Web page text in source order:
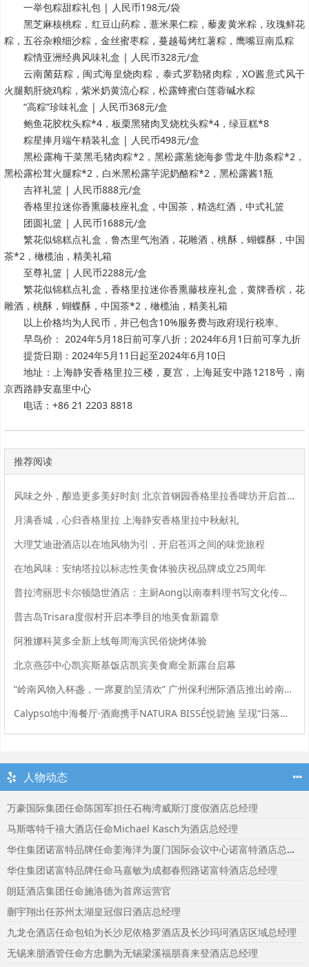
一举包粽甜粽礼包 | 人民币198元/袋
黑芝麻核桃粽，红豆山药粽，薏米果仁粽，藜麦黄米粽，玫瑰鲜花
粽，五谷杂粮细沙粽，金丝蜜枣粽，蔓越莓烤红薯粽，鹰嘴豆南瓜粽
粽情亚洲经典风味礼盒 | 人民币328元/盒
云南菌菇粽，闽式海皇烧肉粽，泰式罗勒猪肉粽，XO酱意式风干
火腿鹅肝烧鸡粽，紫米奶黄流心粽，松露蜂蜜白莲蓉碱水粽
“高粽”珍味礼盒 | 人民币368元/盒
鲍鱼花胶枕头粽*4，板栗黑猪肉叉烧枕头粽*4，绿豆糕*8
粽星捧月端午精装礼盒 | 人民币498元/盒
黑松露梅干菜黑毛猪肉粽*2，黑松露葱烧海参雪龙牛肋条粽*2，
黑松露松茸火腿粽*2，白米黑松露芋泥奶酪粽*2，黑松露酱1瓶
吉祥礼篮 | 人民币888元/盒
香格里拉迷你香熏藤枝座礼盒，中国茶，精选红酒，中式礼篮
团圆礼篮 | 人民币1688元/盒
繁花似锦糕点礼盒，鲁杰里气泡酒，花雕酒，桃酥，蝴蝶酥，中国
茶*2，橄榄油，精美礼箱
至尊礼篮 | 人民币2288元/盒
繁花似锦糕点礼盒，香格里拉迷你香熏藤枝座礼盒，黄牌香槟，花
雕酒，桃酥，蝴蝶酥，中国茶*2，橄榄油，精美礼箱
以上价格均为人民币，并已包含10%服务费与政府现行税率。
早鸟价： 2024年5月18日前可享八折；2024年6月1日前可享九折
提货日期：2024年5月11日起至2024年6月10日
地址：上海静安香格里拉三楼，夏宫，上海延安中路1218号，南
京西路静安嘉里中心
电话：+86 21 2203 8818
推荐阅读
风味之外，酿造更多美好时刻 北京首钢园香格里拉香啤坊开启首钢园生活方式新体验
月满香城，心归香格里拉 上海静安香格里拉中秋献礼
大理艾迪逊酒店以在地风物为引，开启苍洱之间的味觉旅程
在地风味：安纳塔拉以标志性美食体验庆祝品牌成立25周年
普拉湾丽思卡尔顿隐世酒店：主厨Aong以南泰料理书写文化传承与当代餐桌表达
普吉岛Trisara度假村开启本季目的地美食新篇章
阿雅娜科莫多全新上线每周海滨民俗烧烤体验
北京燕莎中心凯宾斯基饭店凯宾美食廊全新露台启幕
“岭南风物入杯盏，一席夏韵呈清欢” 广州保利洲际酒店推出岭南夏韵夏季主题下午茶
Calypso地中海餐厅·酒廊携手NATURA BISSÉ悦碧施 呈现“日落悦享俱乐部”联名餐饮体验
人物动态
万豪国际集团任命陈国军担任石梅湾威斯汀度假酒店总经理
马斯喀特千禧大酒店任命Michael Kasch为酒店总经理
华住集团诺富特品牌任命姜海洋为厦门国际会议中心诺富特酒店总经理
华住集团诺富特品牌任命马嘉敏为成都春熙路诺富特酒店总经理
朗廷酒店集团任命施洛德为首席运营官
蒯宇翔出任苏州太湖皇冠假日酒店总经理
九龙仓酒店任命包铂为长沙尼依格罗酒店及长沙玛珂酒店区域总经理
无锡来朋酒管任命方忠鹏为无锡梁溪福朋喜来登酒店总经理